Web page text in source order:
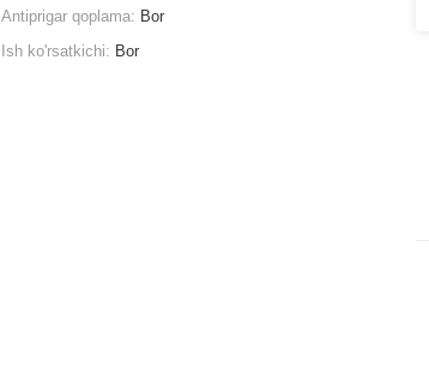
Antiprigar qoplama: Bor
Ish ko'rsatkichi: Bor